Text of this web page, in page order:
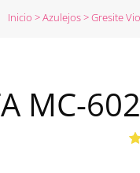
Inicio >Azulejos>Gresite
MC-602